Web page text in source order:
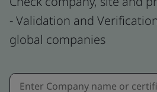
- Validation and
global companies